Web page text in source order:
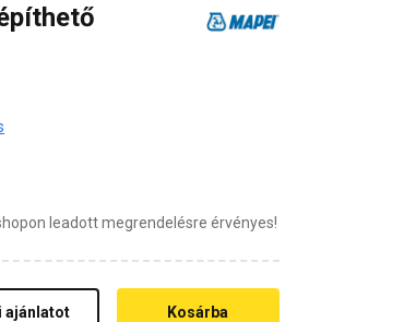
leadott megrendelésre érvényes!
ajánlatot
Kosárba